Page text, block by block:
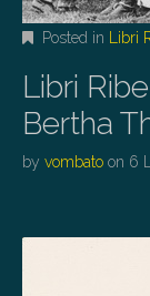
Posted in Libri
Libri
Bertha
by vombato on 6